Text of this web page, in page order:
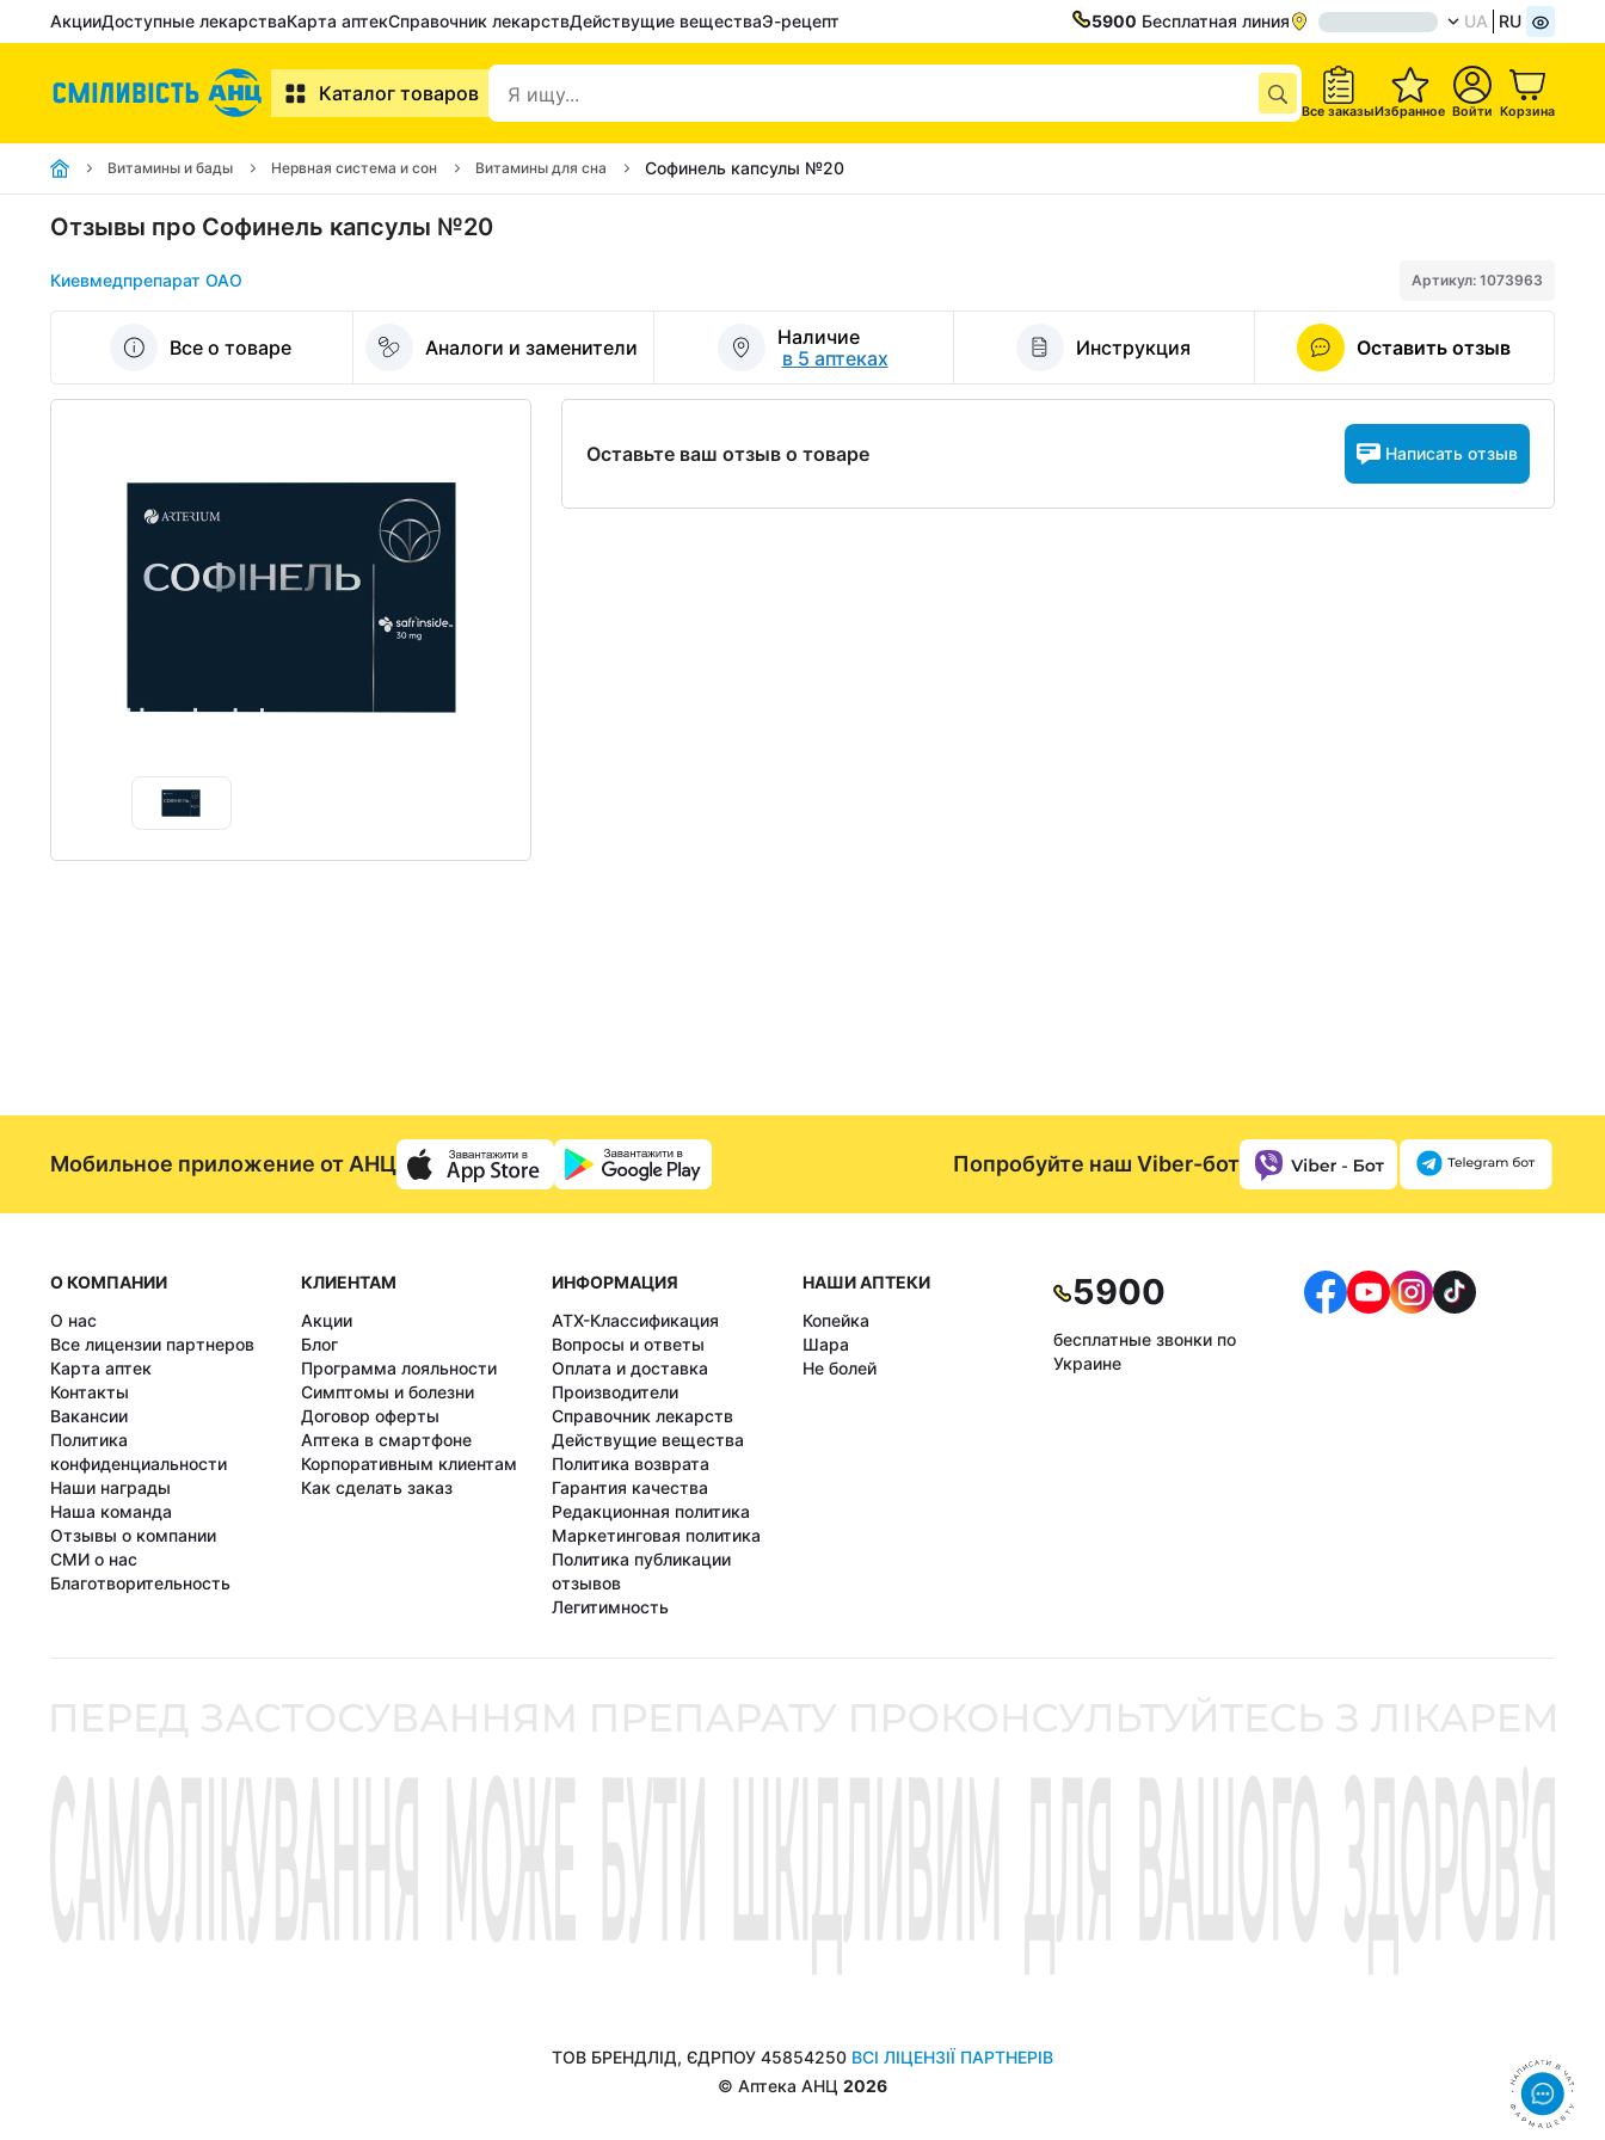
АкцииДоступные лекарстваКарта аптекСправочник лекарствДействущие веществаЭ-рецепт 5900 Бесплатная линия UA RU
Каталог товаров
Все заказыИзбранное Войти Корзина
Витамины и бады Нервная система и сон Витамины для сна Софинель капсулы №20
Отзывы про Софинель капсулы №20
Киевмедпрепарат ОАО Артикул: 1073963
Все о товаре Аналоги и заменители
Наличие
в 5 аптеках
Инструкция Оставить отзыв
Оставьте ваш отзыв о товаре Написать отзыв
Мобильное приложение от АНЦ Попробуйте наш Viber-бот
О КОМПАНИИ
О нас
Все лицензии партнеров
Карта аптек
Контакты
Вакансии
Политика
конфиденциальности
Наши награды
Наша команда
Отзывы о компании
СМИ о нас
Благотворительность
КЛИЕНТАМ
Акции
Блог
Программа лояльности
Симптомы и болезни
Договор оферты
Аптека в смартфоне
Корпоративным клиентам
Как сделать заказ
ИНФОРМАЦИЯ
АТХ-Классификация
Вопросы и ответы
Оплата и доставка
Производители
Справочник лекарств
Действущие вещества
Политика возврата
Гарантия качества
Редакционная политика
Маркетинговая политика
Политика публикации
отзывов
Легитимность
НАШИ АПТЕКИ
Копейка
Шара
Не болей
5900
бесплатные звонки по
Украине
ТОВ БРЕНДЛІД, ЄДРПОУ 45854250 ВСІ ЛІЦЕНЗІЇ ПАРТНЕРІВ
© Аптека АНЦ 2026